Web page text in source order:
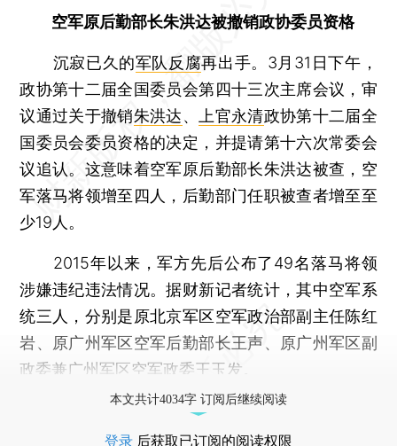
空军原后勤部长朱洪达被撤销政协委员资格
沉寂已久的军队反腐再出手。3月31日下午，
政协第十二届全国委员会第四十三次主席会议，审
议通过关于撤销朱洪达、 上官永清政协第十二届全
国委员会委员资格的决定，并提请第十六次常委会
议追认。这意味着空军原后勤部长朱洪达被查，空
军落马将领增至四人，后勤部门任职被查者增至至
少19人。
2015年以来，军方先后公布了49名落马将领
涉嫌违纪违法情况。据财新记者统计，其中空军系
统三人，分别是原北京军区空军政治部副主任陈红
岩、原广州军区空军后勤部长王声、原广州军区副
政委兼广州军区空军政委王玉发。
本文共计4034字 订阅后继续阅读
登录 后获取已订阅的阅读权限